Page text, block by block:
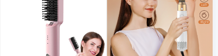
Men s Grooming Kit